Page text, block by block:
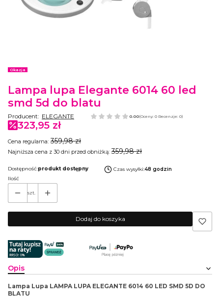
Etykiety
Okazja
Lampa lupa Elegante 6014 60 led
smd 5d do blatu
Producent: ELEGANTE 0.00(Oceny: 0 Recenzje: 0)
323,95 zł
Cena regularna: 359,98 zł
Najniższa cena z 30 dni przed obniżką: 359,98 zł
Dostępność:produkt dostępny Czas wysyłki:48 godzin
Ilość
szt.
Dodaj do koszyka
Opis
Lampa Lupa LAMPA LUPA ELEGANTE 6014 60 LED SMD 5D DO
BLATU